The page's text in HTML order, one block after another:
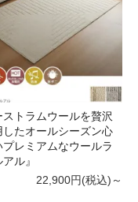
ストラムウールを贅沢
したオールシーズン心
プレミアムなウールラ
ル』
22,900円(税込)～